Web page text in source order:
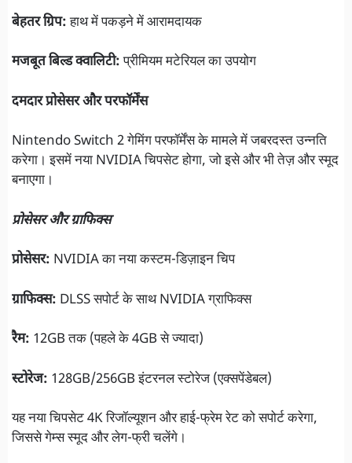
बेहतर ग्रिप:हाथ में पकड़ने में आरामदायक
मजबूत बिल्ड क्वालिटी:प्रीमियम मटेरियल का उपयोग
दमदार प्रोसेसर और परफॉर्मेंस
Nintendo Switch 2 गेमिंग परफॉर्मेंस के मामले में जबरदस्त उन्नति
करेगा। इसमें नया NVIDIA चिपसेट होगा, जो इसे और भी तेज़ और स्मूद
बनाएगा।
प्रोसेसर और ग्राफिक्स
प्रोसेसर: NVIDIA का नया कस्टम-डिज़ाइन चिप
ग्राफिक्स: DLSS सपोर्ट के साथ NVIDIA ग्राफिक्स
रैम: 12GB तक (पहले के 4GB से ज्यादा)
स्टोरेज: 128GB/256GB इंटरनल स्टोरेज (एक्सपेंडेबल)
यह नया चिपसेट 4K रिजॉल्यूशन और हाई-फ्रेम रेट को सपोर्ट करेगा,
जिससे गेम्स स्मूद और लेग-फ्री चलेंगे।